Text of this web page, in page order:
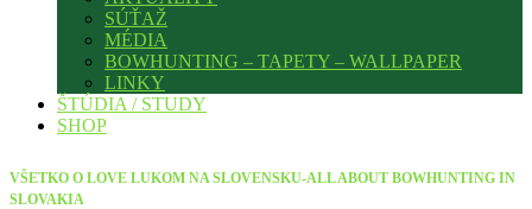
SÚŤAŽ
MÉDIA
BOWHUNTING – TAPETY – WALLPAPER
LINKY
ŠTÚDIA / STUDY
SHOP
VŠETKO O LOVE LUKOM NA SLOVENSKU-ALL ABOUT BOWHUNTING IN
SLOVAKIA